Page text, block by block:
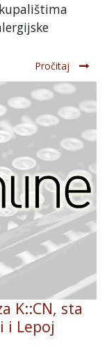
Pročitaj
K::CN, sta
i Lepoj